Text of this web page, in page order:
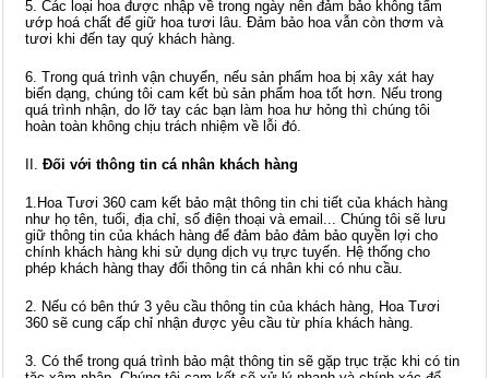
5. Các loại hoa được nhập về trong ngày nên đảm bảo không tẩm
ướp hoá chất để giữ hoa tươi lâu. Đảm bảo hoa vẫn còn thơm và
tươi khi đến tay quý khách hàng.
6. Trong quá trình vận chuyển, nếu sản phẩm hoa bị xây xát hay
biến dạng, chúng tôi cam kết bù sản phẩm hoa tốt hơn. Nếu trong
quá trình nhận, do lỡ tay các bạn làm hoa hư hỏng thì chúng tôi
hoàn toàn không chịu trách nhiệm về lỗi đó.
II. Đối với thông tin cá nhân khách hàng
1.Hoa Tươi 360 cam kết bảo mật thông tin chi tiết của khách hàng
như họ tên, tuổi, địa chỉ, số điện thoại và email... Chúng tôi sẽ lưu
giữ thông tin của khách hàng để đảm bảo đảm bảo quyền lợi cho
chính khách hàng khi sử dụng dịch vụ trực tuyến. Hệ thống cho
phép khách hàng thay đổi thông tin cá nhân khi có nhu cầu.
2. Nếu có bên thứ 3 yêu cầu thông tin của khách hàng, Hoa Tươi
360 sẽ cung cấp chỉ nhận được yêu cầu từ phía khách hàng.
3. Có thể trong quá trình bảo mật thông tin sẽ gặp trục trặc khi có tin